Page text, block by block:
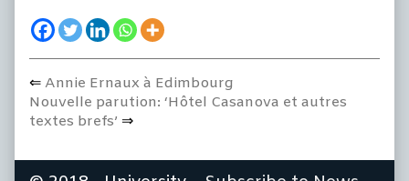
Post
navigation
Previous
post:
Annie Ernaux à Edimbourg
Next
post:
Nouvelle parution: ‘Hôtel Casanova et autres
textes brefs’